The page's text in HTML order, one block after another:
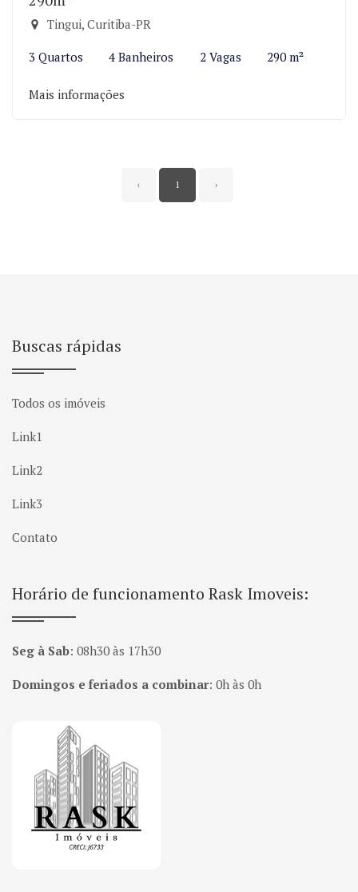
Tingui, Curitiba-PR
3 Quartos 4 Banheiros 2 Vagas 290 m²
Mais informações
‹ 1 ›
Buscas rápidas
Todos os imóveis
Link1
Link2
Link3
Contato
Horário de funcionamento Rask Imoveis:
Seg à Sab: 08h30 às 17h30
Domingos e feriados a combinar: 0h às 0h
Página inicial